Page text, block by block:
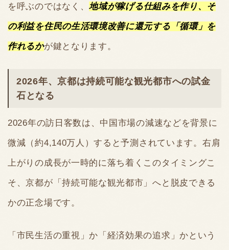
を呼ぶのではなく、地域が稼げる仕組みを作り、そ
の利益を住民の生活環境改善に還元する「循環」を
作れるかが鍵となります。
2026年、京都は持続可能な観光都市への試金
石となる
2026年の訪日客数は、中国市場の減速などを背景に
微減（約4,140万人）すると予測されています。右肩
上がりの成長が一時的に落ち着くこのタイミングこ
そ、京都が「持続可能な観光都市」へと脱皮できる
かの正念場です。
「市民生活の重視」か「経済効果の追求」かという